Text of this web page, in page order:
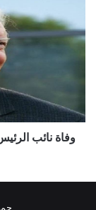
الرئيس
الأمريكي
عمر
ناهزوفاة نائب